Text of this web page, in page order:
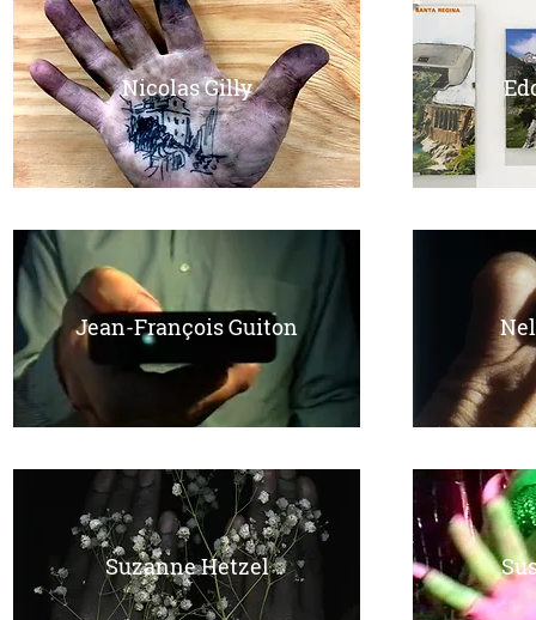
Nicolas Gilly
Jean-François Guiton
Suzanne Hetzel